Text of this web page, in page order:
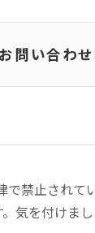
お問い合わ
禁止されて
気を付けまし